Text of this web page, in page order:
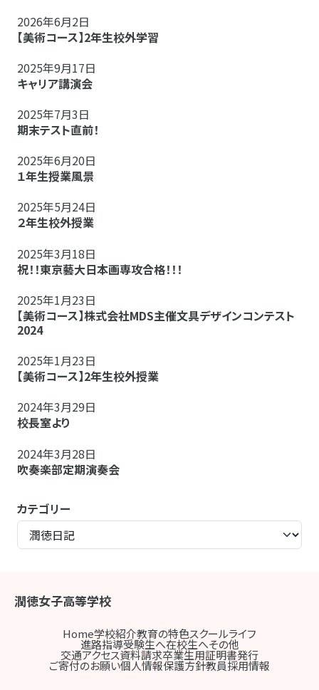
2026年6月2日
【美術コース】2年生校外学習
2025年9月17日
キャリア講演会
2025年7月3日
期末テスト直前！
2025年6月20日
１年生授業風景
2025年5月24日
２年生校外授業
2025年3月18日
祝！！東京藝大日本画専攻合格！！！
2025年1月23日
【美術コース】株式会社MDS主催文具デザインコンテスト
2024
2025年1月23日
【美術コース】2年生校外授業
2024年3月29日
校長室より
2024年3月28日
吹奏楽部定期演奏会
カテゴリー
潤徳女子高等学校
Home学校紹介教育の特色スクールライフ
進路指導受験生へ在校生へその他
交通アクセス資料請求卒業生用証明書発行
ご寄付のお願い個人情報保護方針教員採用情報